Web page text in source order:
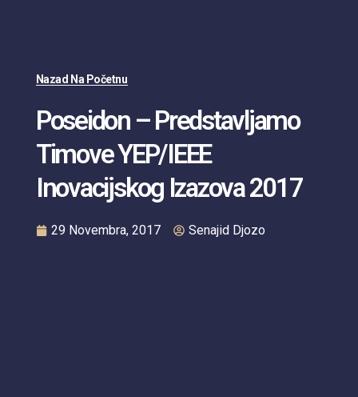
Nazad Na Početnu
Poseidon – Predstavljamo
Timove YEP/IEEE
Inovacijskog Izazova 2017
29 Novembra, 2017 Senajid Djozo